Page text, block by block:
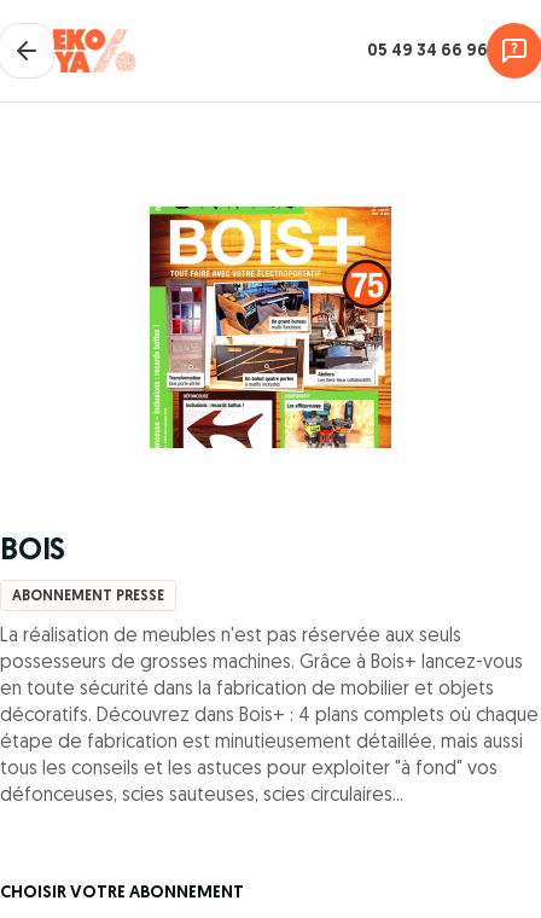
05 49 34 66 96
BOIS
ABONNEMENT PRESSE
La réalisation de meubles n'est pas réservée aux seuls
possesseurs de grosses machines. Grâce à Bois+ lancez-vous
en toute sécurité dans la fabrication de mobilier et objets
décoratifs. Découvrez dans Bois+ : 4 plans complets où chaque
étape de fabrication est minutieusement détaillée, mais aussi
tous les conseils et les astuces pour exploiter "à fond" vos
défonceuses, scies sauteuses, scies circulaires...
CHOISIR VOTRE ABONNEMENT